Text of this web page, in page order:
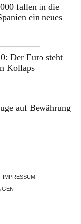
fallen in die
ein neues
Der Euro steht
Kollaps
auf Bewährung
IMPRESSUM